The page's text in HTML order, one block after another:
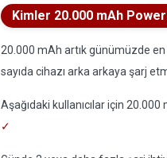
Kimler 20.000 mAh
20.000 mAh artık günümüzde
sayıda cihazı arka arkaya şarj
Aşağıdaki kullanıcılar için